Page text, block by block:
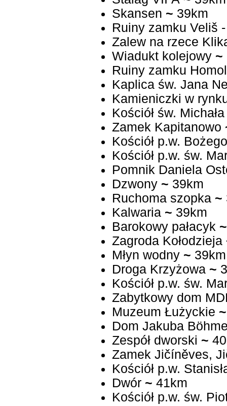
Skansen ~ 39km
Ruiny zamku Veliš
Zalew na rzece
Wiadukt kolejowy ~
Ruiny zamku
Kaplica św. Jana
Kamieniczki w
Kościół św.
Zamek Kapitanowo
Kościół p.w.
Kościół p.w. św.
Pomnik Daniela
Dzwony ~ 39km
Ruchoma szopka ~
Kalwaria ~ 39km
Barokowy pałacyk ~
Zagroda Kołodzieja
Młyn wodny ~ 39km
Droga Krzyżowa ~
Kościół p.w. św.
Zabytkowy dom
Muzeum Łużyckie ~
Dom Jakuba
Zespół dworski ~
Zamek Jičíněves,
Kościół p.w.
Dwór ~ 41km
Kościół p.w. św.